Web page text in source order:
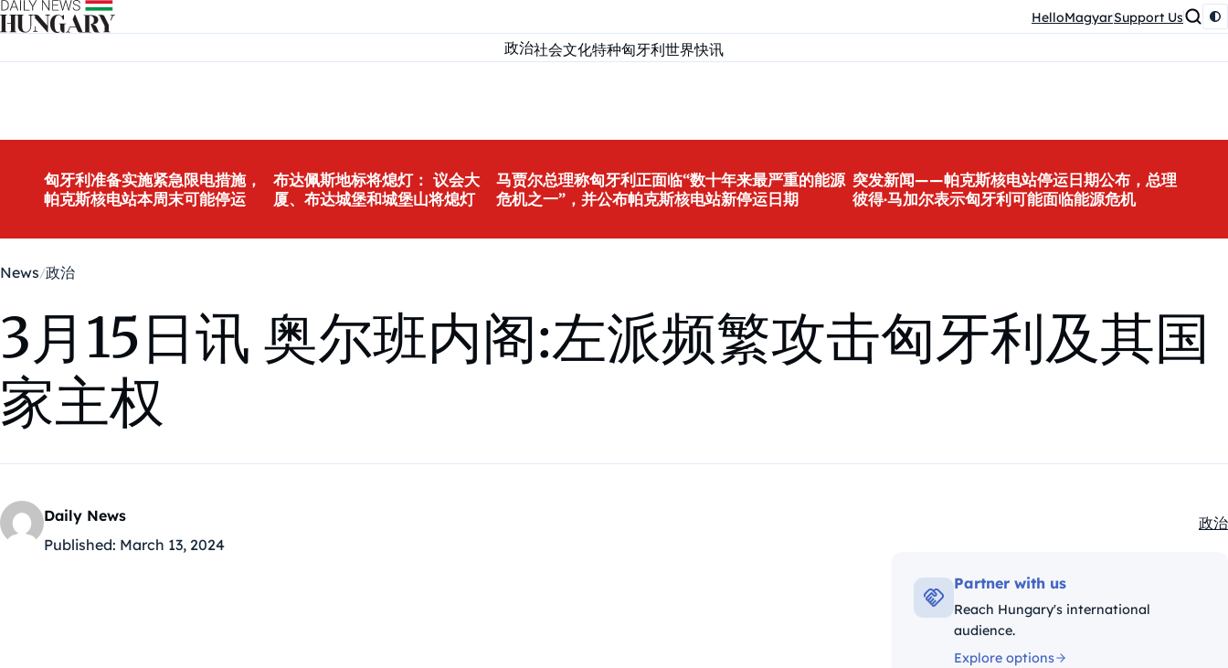
Skip to content HelloMagyarSupport Us
政治社会文化特种匈牙利世界快讯
匈牙利准备实施紧急限电措施，
帕克斯核电站本周末可能停运
布达佩斯地标将熄灯： 议会大
厦、布达城堡和城堡山将熄灯
马贾尔总理称匈牙利正面临“数十年来最严重的能源
危机之一”，并公布帕克斯核电站新停运日期
突发新闻——帕克斯核电站停运日期公布，总理
彼得·马加尔表示匈牙利可能面临能源危机
News 政治
3月15日讯 奥尔班内阁:左派频繁攻击匈牙利及其国
家主权
Daily News
Published: March 13, 2024
政治
Partner with us
Reach Hungary's international
audience.
Explore options